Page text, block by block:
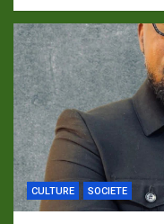
CULTURE SOCIETE